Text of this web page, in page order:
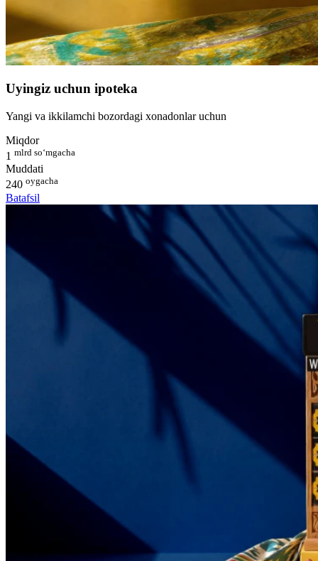
Uyingiz uchun ipoteka
Yangi va ikkilamchi bozordagi xonadonlar uchun
Miqdor
1 mlrd so‘mgacha
Muddati
240 oygacha
Batafsil